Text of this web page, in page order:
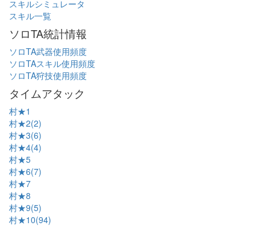
スキルシミュレータ
スキル一覧
ソロTA統計情報
ソロTA武器使用頻度
ソロTAスキル使用頻度
ソロTA狩技使用頻度
タイムアタック
村★1
村★2(2)
村★3(6)
村★4(4)
村★5
村★6(7)
村★7
村★8
村★9(5)
村★10(94)